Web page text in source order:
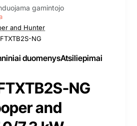
gamintojo
and Hunter
NG
duomenysAtsiliepimai
NG
and